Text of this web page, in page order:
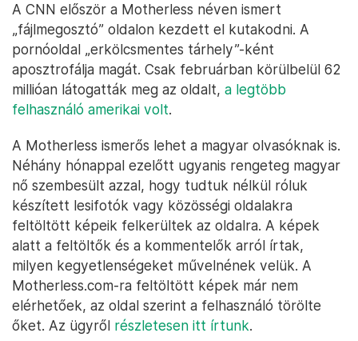
A CNN először a Motherless néven ismert
„fájlmegosztó” oldalon kezdett el kutakodni. A
pornóoldal „erkölcsmentes tárhely”-ként
aposztrofálja magát. Csak februárban körülbelül 62
millióan látogatták meg az oldalt, a legtöbb
felhasználó amerikai volt.
A Motherless ismerős lehet a magyar olvasóknak is.
Néhány hónappal ezelőtt ugyanis rengeteg magyar
nő szembesült azzal, hogy tudtuk nélkül róluk
készített lesifotók vagy közösségi oldalakra
feltöltött képeik felkerültek az oldalra. A képek
alatt a feltöltők és a kommentelők arról írtak,
milyen kegyetlenségeket művelnének velük. A
Motherless.com-ra feltöltött képek már nem
elérhetőek, az oldal szerint a felhasználó törölte
őket. Az ügyről részletesen itt írtunk.